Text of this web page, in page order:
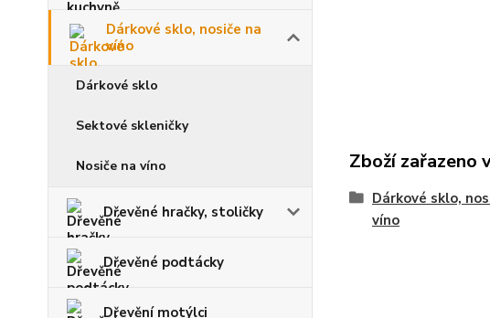
Dárkové sklo, nosiče na
víno
Dárkové sklo
Sektové skleničky
Nosiče na víno
Dřevěné hračky, stoličky
Dřevěné podtácky
Dřevění motýlci
Zboží zařazeno
Dárkové sklo,
víno